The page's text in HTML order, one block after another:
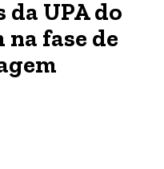
UPA do
fase de